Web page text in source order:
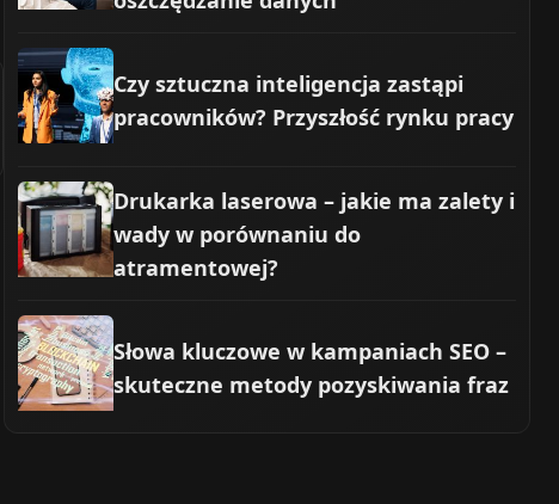
Czy sztuczna inteligencja zastąpi
pracowników? Przyszłość rynku pracy
Drukarka laserowa – jakie ma zalety i
wady w porównaniu do
atramentowej?
Słowa kluczowe w kampaniach SEO –
skuteczne metody pozyskiwania fraz